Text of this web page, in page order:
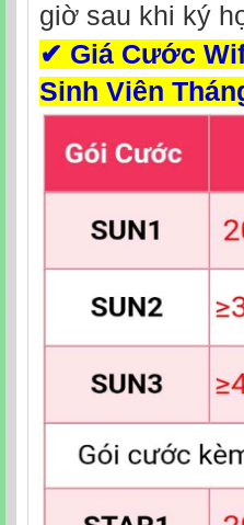
giờ sau khi ký
✔ Giá Cước
Sinh Viên